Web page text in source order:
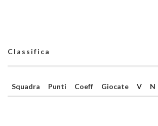
Classifica
Squadra Punti Coeff Giocate V N